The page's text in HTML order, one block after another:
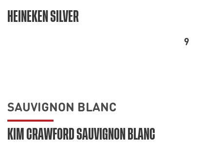
HEINEKEN SILVER
9
SAUVIGNON BLANC
KIM CRAWFORD SAUVIGNON BLANC